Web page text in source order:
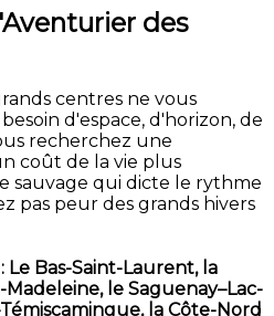
des
centres ne vous
d'espace, d'horizon, de
recherchez une
coût de la vie plus
sauvage qui dicte le rythme
pas peur des grands hivers
Le Bas-Saint-Laurent, la
Madeleine, le Saguenay–Lac-
la Côte-Nord